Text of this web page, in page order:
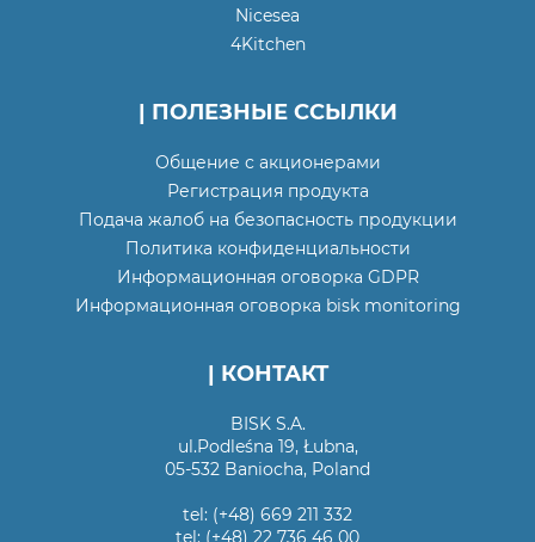
Nicesea
4Kitchen
| ПОЛЕЗНЫЕ ССЫЛКИ
Общение с акционерами
Регистрация продукта
Подача жалоб на безопасность продукции
Политика конфиденциальности
Информационная оговорка GDPR
Информационная оговорка bisk monitoring
| КОНТАКТ
BISK S.A.
ul.Podleśna 19, Łubna,
05-532 Baniocha, Poland
tel: (+48) 669 211 332
tel: (+48) 22 736 46 00